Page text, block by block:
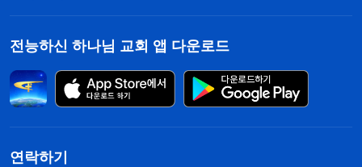
전능하신 하나님 교회 앱 다운로드
연락하기